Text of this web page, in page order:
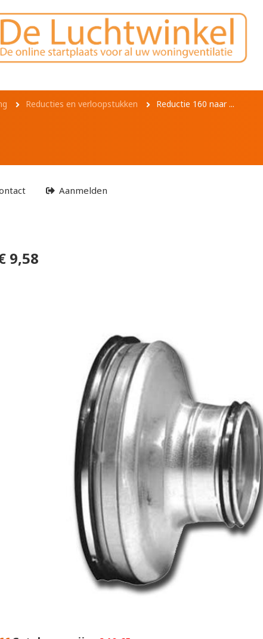
Reducties en verloopstukken Reductie 160 naar ...
Aanmelden
9,58